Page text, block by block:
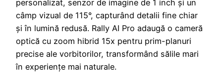
personalizat, senzor de imagine de 1 inch și un
câmp vizual de 115°, capturând detalii fine chiar
și în lumină redusă. Rally AI Pro adaugă o cameră
optică cu zoom hibrid 15x pentru prim-planuri
precise ale vorbitorilor, transformând sălile mari
în experiențe mai naturale.